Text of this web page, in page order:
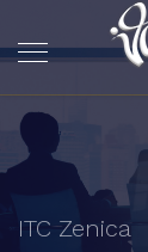
ITC Zenica